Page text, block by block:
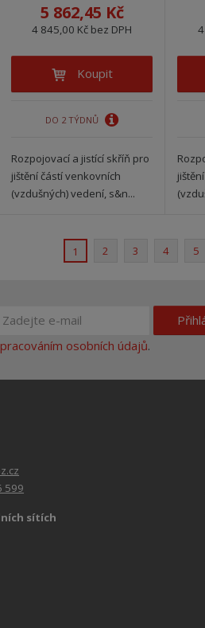
5 862,45 Kč
4 845,00 Kč bez DPH
Koupit
DO 2 TÝDNŮ
Rozpojovací a jistící skříň pro
jištění částí venkovních
(vzdušných) vedení, s&n...
1 2 3 4 5
osobních údajů.
599
sítích